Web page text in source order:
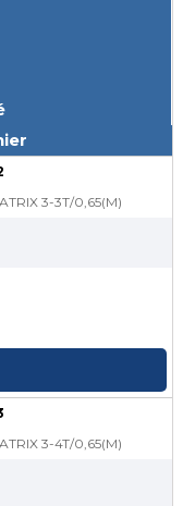
3-3T/0,65(M)
3-4T/0,65(M)